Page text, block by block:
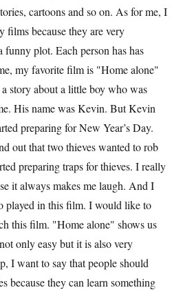
cartoons and so on. As for me, I
films because they are very
funny plot. Each person has has
my favorite film is "Home alone"
story about a little boy who was
His name was Kevin. But Kevin
preparing for New Year’s Day.
out that two thieves wanted to rob
preparing traps for thieves. I really
it always makes me laugh. And I
played in this film. I would like to
this film. "Home alone" shows us
only easy but it is also very
I want to say that people should
because they can learn something